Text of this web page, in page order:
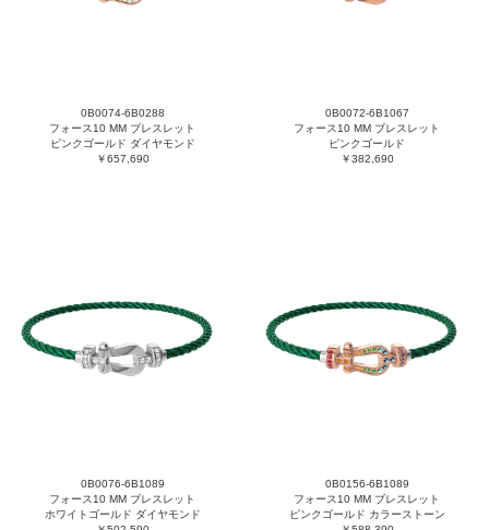
0B0074-6B0288
フォース10 MM ブレスレット
ピンクゴールド ダイヤモンド
￥657,690
0B0072-6B1067
フォース10 MM ブレスレット
ピンクゴールド
￥382,690
0B0076-6B1089
フォース10 MM ブレスレット
ホワイトゴールド ダイヤモンド
0B0156-6B1089
フォース10 MM ブレスレット
ピンクゴールド カラーストーン